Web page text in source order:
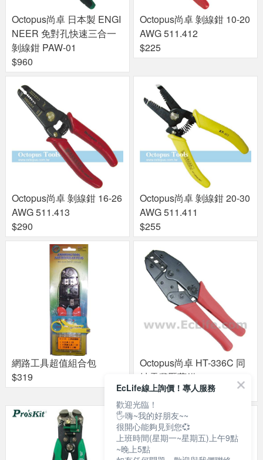
Octopus尚卓 日本製 ENGI
NEER 免對孔快速三合一
剝線鉗 PAW-01
$960
Octopus尚卓 剝線鉗 10-20
AWG 511.412
$225
Octopus尚卓 剝線鉗 16-26
AWG 511.413
$290
Octopus尚卓 剝線鉗 20-30
AWG 511.411
$255
網路工具超值組合包
$319
Octopus尚卓 HT-336C 同
軸電纜壓著鉗
$490
EcLife線上詢價！專人服務
歡迎光臨！
🖐嗨~我的好朋友~~
很開心能夠見到您💞
上班時間(星期一~星期五)上午9點
~晚上5點